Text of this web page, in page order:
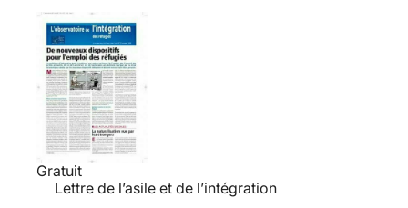
Gratuit
Lettre de l’asile et de l’intégration